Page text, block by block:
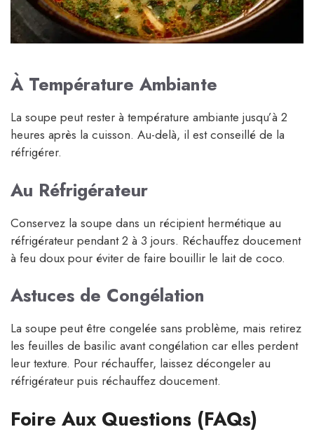
À Température Ambiante
La soupe peut rester à température ambiante jusqu’à 2
heures après la cuisson. Au-delà, il est conseillé de la
réfrigérer.
Au Réfrigérateur
Conservez la soupe dans un récipient hermétique au
réfrigérateur pendant 2 à 3 jours. Réchauffez doucement
à feu doux pour éviter de faire bouillir le lait de coco.
Astuces de Congélation
La soupe peut être congelée sans problème, mais retirez
les feuilles de basilic avant congélation car elles perdent
leur texture. Pour réchauffer, laissez décongeler au
réfrigérateur puis réchauffez doucement.
Foire Aux Questions (FAQs)